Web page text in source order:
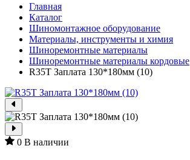
Главная
Каталог
Шиномонтажное оборудование
Материалы, инструменты и химия
Шиноремонтные материалы
Шиноремонтные материалы кордовые
R35T Заплата 130*180мм (10)
0 В наличии